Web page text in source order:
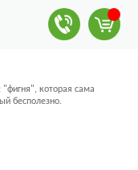
которая сама
бесполезно.